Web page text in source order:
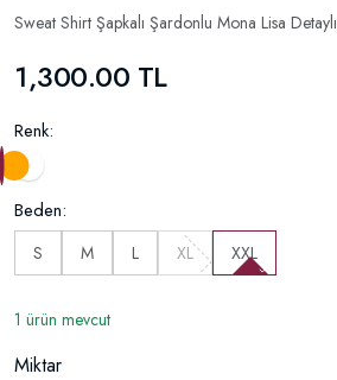
Sweat Shirt Şapkalı Şardonlu Mona Lisa Detaylı
1,300.00 TL
Renk:
Beden:
S M L XL XXL
1 ürün mevcut
Miktar